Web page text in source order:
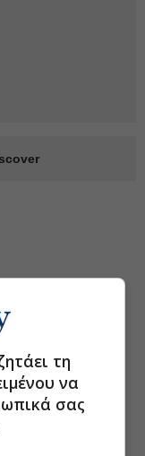
τη
να
σας